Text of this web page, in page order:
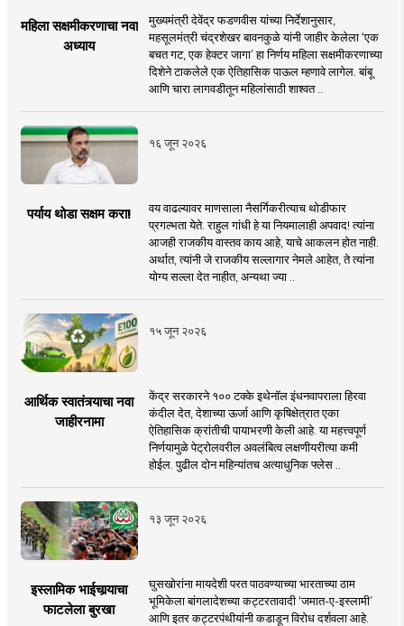
महिला सक्षमीकरणाचा नवा
अध्याय
मुख्यमंत्री देवेंद्र फडणवीस यांच्या निर्देशानुसार,
महसूलमंत्री चंद्रशेखर बावनकुळे यांनी जाहीर केलेला ‘एक
बचत गट, एक हेक्टर जागा’ हा निर्णय महिला सक्षमीकरणाच्या
दिशेने टाकलेले एक ऐतिहासिक पाऊल म्हणावे लागेल. बांबू
आणि चारा लागवडीतून महिलांसाठी शाश्वत ..
१६ जून २०२६
पर्याय थोडा सक्षम करा!
वय वाढल्यावर माणसाला नैसर्गिकरीत्याच थोडीफार
प्रगल्भता येते. राहुल गांधी हे या नियमालाही अपवाद! त्यांना
आजही राजकीय वास्तव काय आहे, याचे आकलन होत नाही.
अर्थात, त्यांनी जे राजकीय सल्लागार नेमले आहेत, ते त्यांना
योग्य सल्ला देत नाहीत, अन्यथा ज्या ..
१५ जून २०२६
आर्थिक स्वातंत्र्याचा नवा
जाहीरनामा
केंद्र सरकारने १०० टक्के इथेनॉल इंधनवापराला हिरवा
कंदील देत, देशाच्या ऊर्जा आणि कृषिक्षेत्रात एका
ऐतिहासिक क्रांतीची पायाभरणी केली आहे. या महत्त्वपूर्ण
निर्णयामुळे पेट्रोलवरील अवलंबित्व लक्षणीयरीत्या कमी
होईल. पुढील दोन महिन्यांतच अत्याधुनिक फ्लेस ..
१३ जून २०२६
इस्लामिक भाईचार्‍याचा
फाटलेला बुरखा
घुसखोरांना मायदेशी परत पाठवण्याच्या भारताच्या ठाम
भूमिकेला बांगलादेशच्या कट्टरतावादी ‘जमात-ए-इस्लामी’
आणि इतर कट्टरपंथीयांनी कडाडून विरोध दर्शवला आहे.